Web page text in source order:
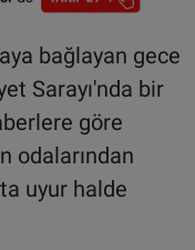
bağlayan gece
Sarayı'nda bir
göre
odalarından
uyur halde